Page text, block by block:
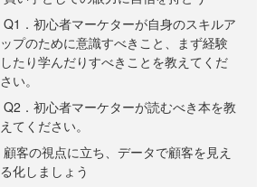
Q1．初心者マーケターが自身のスキルア
ップのために意識すべきこと、まず経験
したり学んだりすべきことを教えてくだ
さい。
Q2．初心者マーケターが読むべき本を教
えてください。
顧客の視点に立ち、データで顧客を見え
る化しましょう